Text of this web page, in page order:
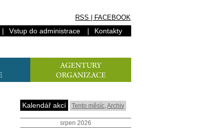
RSS FACEBOOK
| Vstup do administrace | Kontakty
Kalendář akcí Tento měsíc,Archiv
srpen 2026